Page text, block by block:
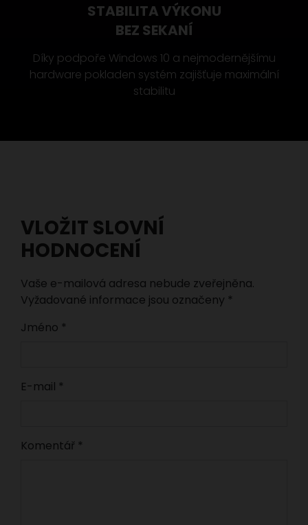
STABILITA VÝKONU
BEZ SEKANÍ
Díky podpoře Windows 10 a nejmodernějšímu
hardware pokladen systém zajišťuje maximální
stabilitu
VLOŽIT SLOVNÍ
HODNOCENÍ
Vaše e-mailová adresa nebude zveřejněna.
Vyžadované informace jsou označeny *
Jméno *
E-mail *
Komentář *